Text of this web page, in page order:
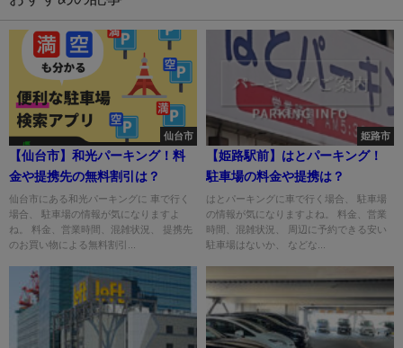
仙台市
【仙台市】和光パーキング！料
金や提携先の無料割引は？
仙台市にある和光パーキングに 車で行く
場合、 駐車場の情報が気になりますよ
ね。 料金、営業時間、混雑状況、 提携先
のお買い物による無料割引...
姫路市
【姫路駅前】はとパーキング！
駐車場の料金や提携は？
はとパーキングに車で行く場合、 駐車場
の情報が気になりますよね。 料金、営業
時間、混雑状況、 周辺に予約できる安い
駐車場はないか、 などな...